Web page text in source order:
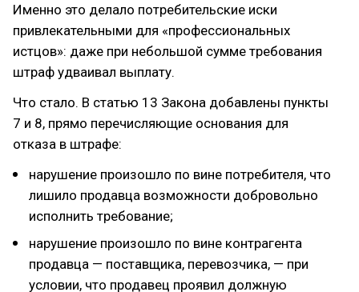
Именно это делало потребительские иски
привлекательными для «профессиональных
истцов»: даже при небольшой сумме требования
штраф удваивал выплату.
Что стало. В статью 13 Закона добавлены пункты
7 и 8, прямо перечисляющие основания для
отказа в штрафе:
нарушение произошло по вине потребителя, что
лишило продавца возможности добровольно
исполнить требование;
нарушение произошло по вине контрагента
продавца — поставщика, перевозчика, — при
условии, что продавец проявил должную